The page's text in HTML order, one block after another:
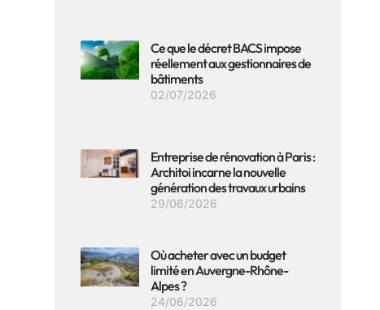
Ce que le décret BACS impose
réellement aux gestionnaires de
bâtiments
02/07/2026
Entreprise de rénovation à Paris :
Architoi incarne la nouvelle
génération des travaux urbains
29/06/2026
Où acheter avec un budget
limité en Auvergne-Rhône-
Alpes ?
24/06/2026